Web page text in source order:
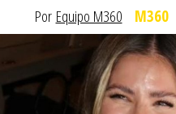
Por Equipo M360 M360